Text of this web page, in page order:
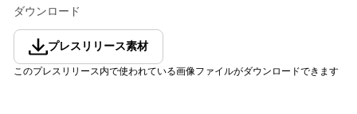
ダウンロード
プレスリリース素材
このプレスリリース内で使われている画像ファイルがダウンロードできます